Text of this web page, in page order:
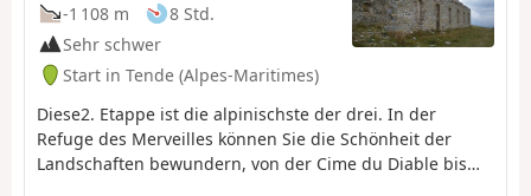
-1 108 m
8 Std.
Sehr schwer
Start in Tende (Alpes-Maritimes)
Diese2. Etappe ist die alpinischste der drei. In der
Refuge des Merveilles können Sie die Schönheit der
Landschaften bewundern, von der Cime du Diable bis